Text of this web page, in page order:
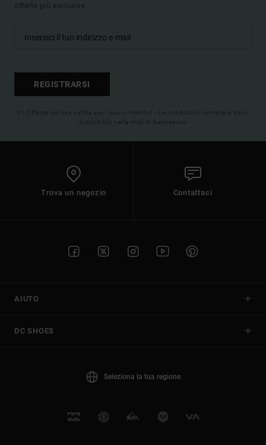
offerte più esclusive.
REGISTRARSI
(*) Offerta on-line valida per i nuovi membri - Le condizioni complete sono
disponibili nella mail di benvenuto
Trova un negozio Contattaci
AIUTO
DC SHOES
Seleziona la tua regione